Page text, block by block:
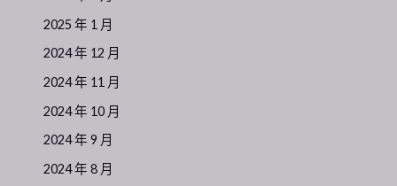
2025 年 1 月
2024 年 12 月
2024 年 11 月
2024 年 10 月
2024 年 9 月
2024 年 8 月